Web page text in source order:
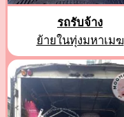
รถรับจ้าง
ย้ายในทุ่งมหาเมฆ